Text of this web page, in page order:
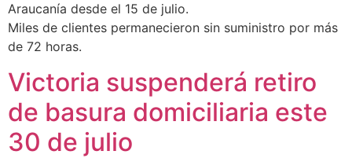
Araucanía desde el 15 de julio.
Miles de clientes permanecieron sin suministro por más
de 72 horas.
Victoria suspenderá retiro
de basura domiciliaria este
30 de julio